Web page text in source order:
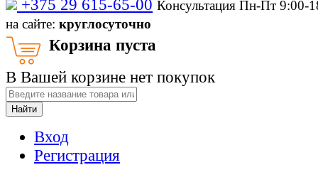
‎+375 29 615-65-00 Консультация Пн-Пт 9:00-
на сайте: круглосуточно
Корзина пуста
В Вашей корзине нет покупок
Найти
Вход
Регистрация